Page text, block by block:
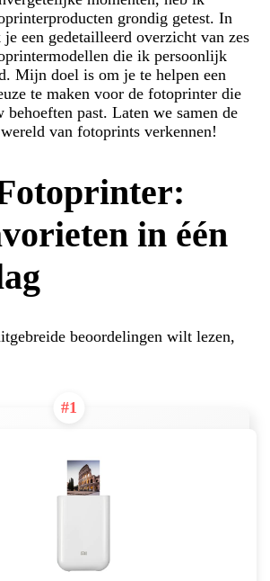
grondig getest. In
een gedetailleerd overzicht van zes
die ik persoonlijk
Mijn doel is om je te helpen een
te maken voor de fotoprinter die
behoeften past. Laten we samen de
van fotoprints verkennen!
in één
beoordelingen wilt lezen,
#1